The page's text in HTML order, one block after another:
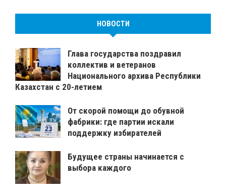
НОВОСТИ
Глава государства поздравил
коллектив и ветеранов
Национального архива Республики
Казахстан с 20-летием
От скорой помощи до обувной
фабрики: где партии искали
поддержку избирателей
Будущее страны начинается с
выбора каждого